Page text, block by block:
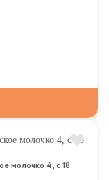
молочко 4, c 18